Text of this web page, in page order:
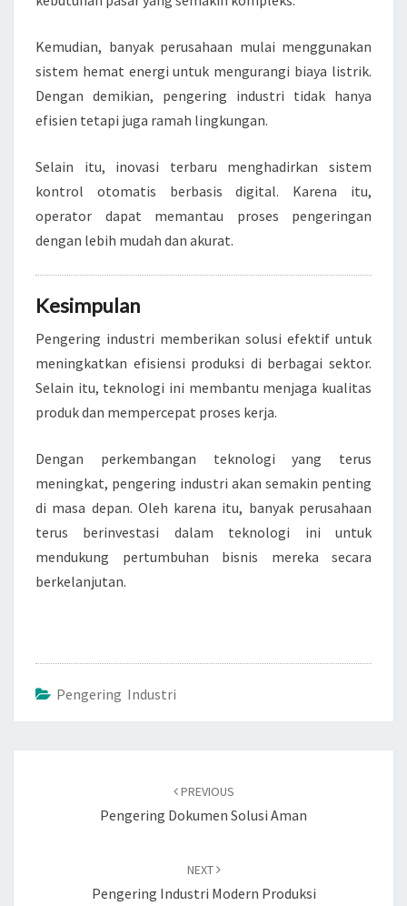
Kemudian, banyak perusahaan mulai menggunakan
sistem hemat energi untuk mengurangi biaya listrik.
Dengan demikian, pengering industri tidak hanya
efisien tetapi juga ramah lingkungan.
Selain itu, inovasi terbaru menghadirkan sistem
kontrol otomatis berbasis digital. Karena itu,
operator dapat memantau proses pengeringan
dengan lebih mudah dan akurat.
Kesimpulan
Pengering industri memberikan solusi efektif untuk
meningkatkan efisiensi produksi di berbagai sektor.
Selain itu, teknologi ini membantu menjaga kualitas
produk dan mempercepat proses kerja.
Dengan perkembangan teknologi yang terus
meningkat, pengering industri akan semakin penting
di masa depan. Oleh karena itu, banyak perusahaan
terus berinvestasi dalam teknologi ini untuk
mendukung pertumbuhan bisnis mereka secara
berkelanjutan.
Pengering Industri
PREVIOUS
Pengering Dokumen Solusi Aman
NEXT
Pengering Industri Modern Produksi